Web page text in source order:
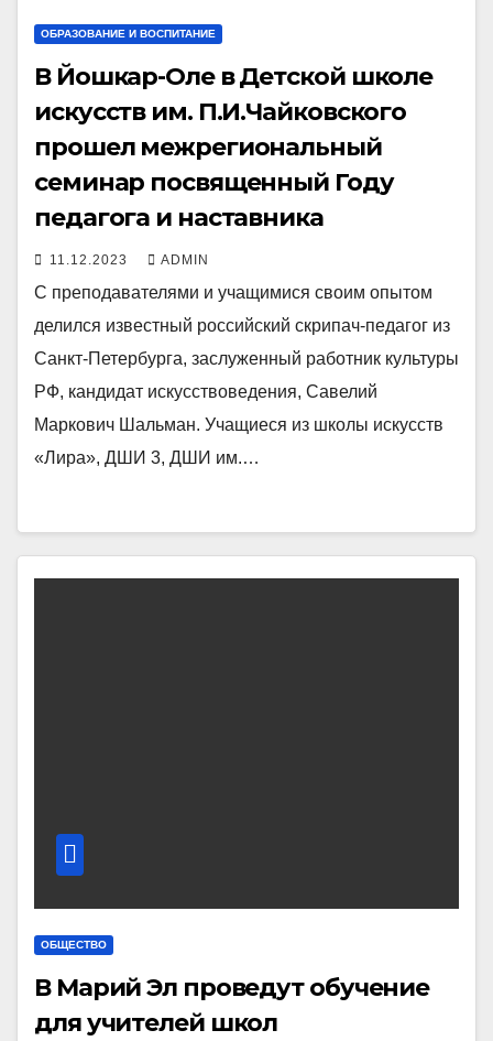
ОБРАЗОВАНИЕ И ВОСПИТАНИЕ
В Йошкар-Оле в Детской школе
искусств им. П.И.Чайковского
прошел межрегиональный
семинар посвященный Году
педагога и наставника
11.12.2023 ADMIN
С преподавателями и учащимися своим опытом
делился известный российский скрипач-педагог из
Санкт-Петербурга, заслуженный работник культуры
РФ, кандидат искусствоведения, Савелий
Маркович Шальман. Учащиеся из школы искусств
«Лира», ДШИ 3, ДШИ им.…
ОБЩЕСТВО
В Марий Эл проведут обучение
для учителей школ